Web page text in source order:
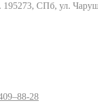
195273, СПб, ул.
28